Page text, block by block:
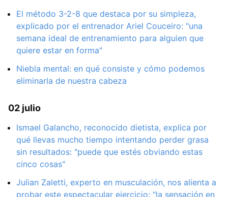
El método 3-2-8 que destaca por su simpleza,
explicado por el entrenador Ariel Couceiro: "una
semana ideal de entrenamiento para alguien que
quiere estar en forma"
Niebla mental: en qué consiste y cómo podemos
eliminarla de nuestra cabeza
02 julio
Ismael Galancho, reconocido dietista, explica por
qué llevas mucho tiempo intentando perder grasa
sin resultados: "puede que estés obviando estas
cinco cosas"
Julian Zaletti, experto en musculación, nos alienta a
probar este espectacular ejercicio: "la sensación en